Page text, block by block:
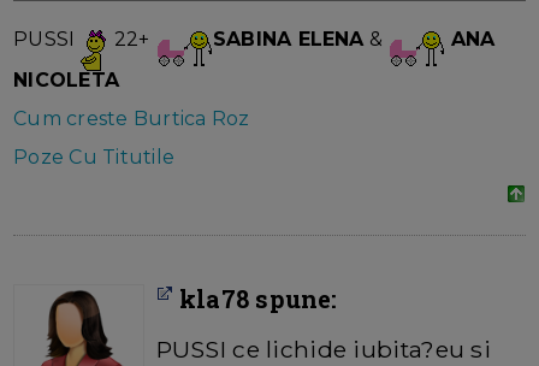
PUSSI 22+ SABINA ELENA&
ANA
NICOLETA
Cum creste Burtica Roz
Poze Cu Titutile
kla78 spune:
PUSSI ce lichide iubita?eu si